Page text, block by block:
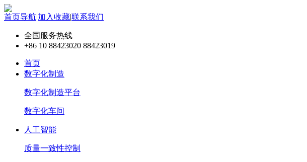
首页导航|加入收藏|联系我们
全国服务热线
+86 10 88423020 88423019
首页
数字化制造
数字化制造平台
数字化车间
人工智能
质量一致性控制